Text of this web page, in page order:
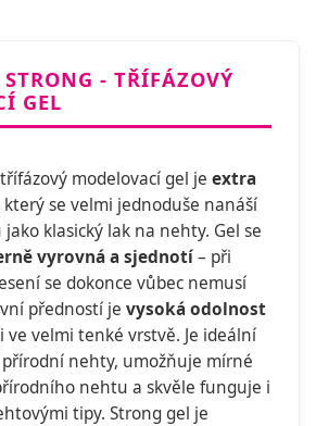
- TŘÍFÁZOVÝ
GEL
třífázový modelovací gel je extra
se velmi jednoduše nanáší
klasický lak na nehty. Gel se
vyrovná a sjednotí– při
se dokonce vůbec nemusí
předností je vysoká odolnost
ve velmi tenké vrstvě. Je ideální
nehty, umožňuje mírné
nehtu a skvěle funguje i
tipy. Strong gel je